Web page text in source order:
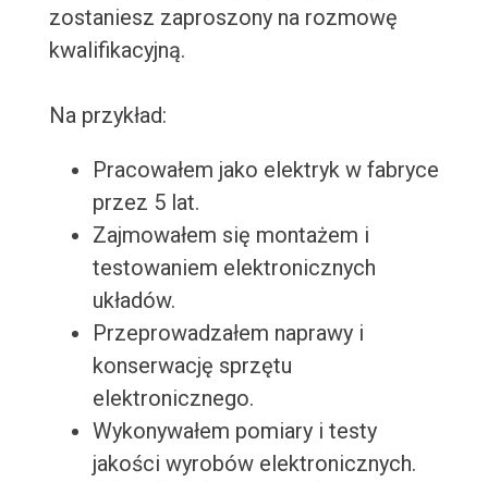
zostaniesz zaproszony na rozmowę
kwalifikacyjną.
Na przykład:
Pracowałem jako elektryk w fabryce
przez 5 lat.
Zajmowałem się montażem i
testowaniem elektronicznych
układów.
Przeprowadzałem naprawy i
konserwację sprzętu
elektronicznego.
Wykonywałem pomiary i testy
jakości wyrobów elektronicznych.